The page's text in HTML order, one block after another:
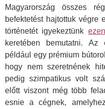
Magyarország összes
befektetést hajtottuk végre
történetét igyekeztünk
keretében bemutatni. Az
például egy prémium
hogy nem szeretnének
pedig szimpatikus volt
előtt viszont még több
esnie a cégnek,